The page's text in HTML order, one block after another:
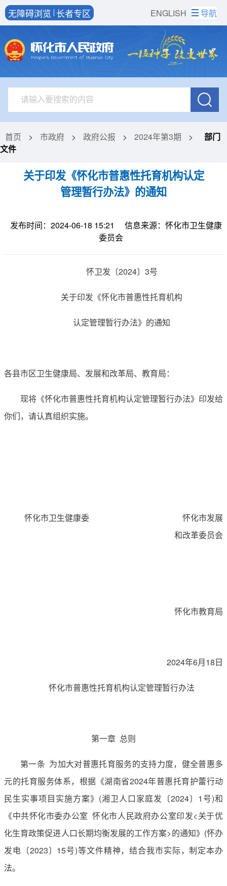
ENGLISH
无障碍浏览 长者专区 导航
首页 > 市政府 > 政府公报 > 2024年第3期 >
部门
文件
关于印发《怀化市普惠性托育机构认定
管理暂行办法》的通知
发布时间：2024-06-18 15:21
信息来源：怀化市卫生健康
委员会
怀卫发〔2024〕3号
关于印发《怀化市普惠性托育机构
认定管理暂行办法》的通知
各县市区卫生健康局、发展和改革局、教育局：
现将《怀化市普惠性托育机构认定管理暂行办法》印发给
你们，请认真组织实施。
怀化市卫生健康委 怀化市发展
和改革委员会
怀化市教育局
2024年6月18日
怀化市普惠性托育机构认定管理暂行办法
第一章 总则
第一条 为加大对普惠托育服务的支持力度，健全普惠多
元的托育服务体系，根据《湖南省2024年普惠托育护蕾行动
民生实事项目实施方案》(湘卫人口家庭发〔2024〕1号)和
《中共怀化市委办公室 怀化市人民政府办公室印发<关于优
化生育政策促进人口长期均衡发展的工作方案>的通知》(怀办
发电〔2023〕15号)等文件精神，结合我市实际，制定本办
法。